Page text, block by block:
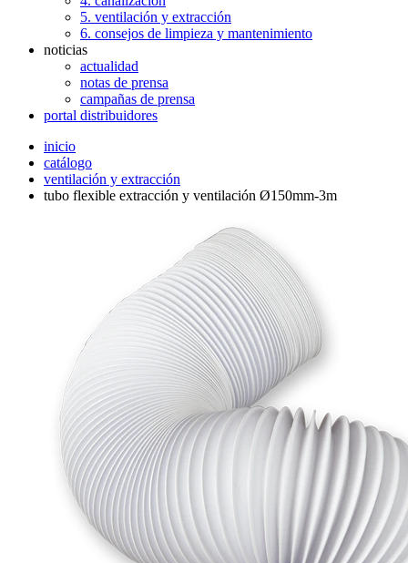
5. ventilación y extracción
6. consejos de limpieza y mantenimiento
noticias
actualidad
notas de prensa
campañas de prensa
portal distribuidores
inicio
catálogo
ventilación y extracción
tubo flexible extracción y ventilación Ø150mm-3m